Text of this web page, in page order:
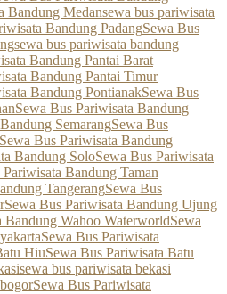
Bandung Medansewa bus pariwisata
Bandung PadangSewa Bus
sewa bus pariwisata bandung
Bandung Pantai Barat
Bandung Pantai Timur
Bandung PontianakSewa Bus
Sewa Bus Pariwisata Bandung
SemarangSewa Bus
Sewa Bus Pariwisata Bandung
Bandung SoloSewa Bus Pariwisata
Pariwisata Bandung Taman
TangerangSewa Bus
Sewa Bus Pariwisata Bandung Ujung
Bandung Wahoo WaterworldSewa
Sewa Bus Pariwisata
HiuSewa Bus Pariwisata Batu
sewa bus pariwisata bekasi
Sewa Bus Pariwisata